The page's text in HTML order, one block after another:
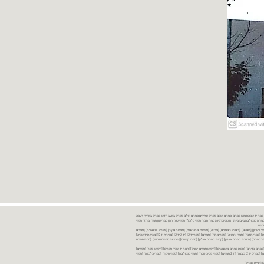
ספרים יד שניה ספרים משומשים ספרים חדשים ספרים יד 2 מכירת ספרים יד שניה ספרי יד שניהחיפוש ספרים ספרים ישנים ספרים עתיקים ספרים זולים ספרים במצב חדש ספרים במחירי רצפה
במבצע ספרים יד 2 ברמת גן ספרים יד 2 ביבנה יד 2 ספרים ספרי פסיכולוגיה ספריה סוציולוגיה ביוגרפיות ו אוטוביוגרפיות ספרי חינוך ספרי כלכלה ספרי שוק ההון ספרי עיון ספרי פרוזה ספרי
ביטחון] [רומנים] [רומנים רומנטיים] [פרוזה] [ספרות מתורגמת] [ספרות מקור] [ספרים באנגלית] [ספרים
חדשים מהחנות] [ספרים מומלצים] [ספרי בישול] [ספרי עידן חדש] [ספרי עסקים] [ספרי מורשת] [מחזות] [ספרי שירה] [ספרי בריאות] [ספרי תזונה] [ספרי רפואה] [ספרי מתח] [ספרים] [ספרי יד 2[ [יד 2 יד 2[ [מכירת יד 2[ [מכירת יד שנייה]
יד 2[ [ספר] [ספרים יד 2[ [הזמנת ספרים] [יד 2 ספרים] [ספרים בזול] [אתר ספרים] [הזמנת ספרים אונליין] [קניית ספרים אונליין] [ספרי קריאה] [רכישת ספרים אונליין] [חנות ספרים
נדירים] [חנות ספרים משומשים] [חיפוש ספרים ישנים] [חנות יד שניה ספרים] [חיפוש ספר] [ספרים]
[חנות ספרים זולים] [ספרים חדשים] [ספרים במחירי רצפה] [ספרים במשלוח חינם] [ספרים במשלוח עד הבית] [ספרים יד 2 ברמת גן] [ספרים יד 2 ביבנה] [יד 2 ספרים] [ספרי פסיכולוגיה] [ספרי סוציולוגיה] [ספרי חינוך] [ספרי כלכלה] [ספרי
[קניית ספרים]